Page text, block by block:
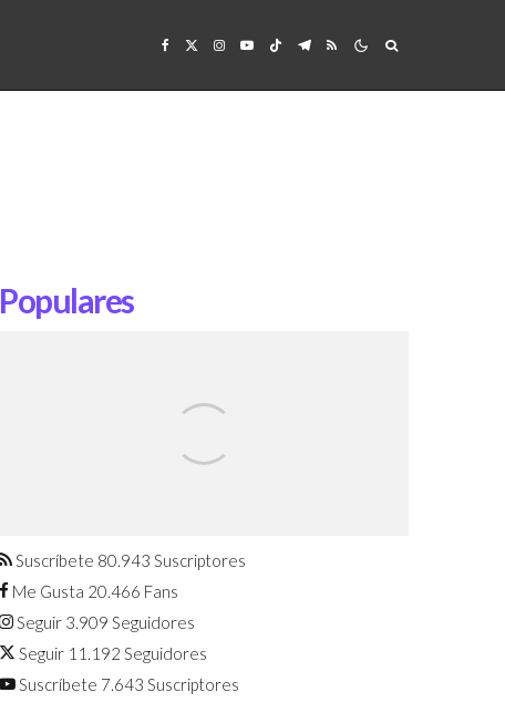
Populares
agosto
Suscríbete 80.943 Suscriptores
Me Gusta 20.466 Fans
Seguir 3.909 Seguidores
Seguir 11.192 Seguidores
Suscríbete 7.643 Suscriptores